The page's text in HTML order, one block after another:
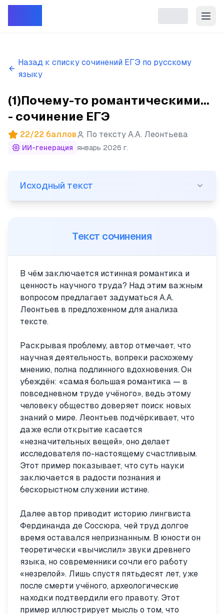
Назад к списку сочинений ЕГЭ по русскому
языку
(1)Почему-то романтическими...
- сочинение ЕГЭ
22/22 баллов По тексту А.А. Леонтьева
ИИ-генерация январь 2026 г.
(1)Почему-то романтическими считаются такие
Исходный текст
Текст сочинения
В чём заключается истинная романтика и
ценность научного труда? Над этим важным
вопросом предлагает задуматься А.А.
Леонтьев в предложенном для анализа
тексте.
Раскрывая проблему, автор отмечает, что
научная деятельность, вопреки расхожему
мнению, полна подлинного вдохновения. Он
убеждён: «самая большая романтика — в
повседневном труде учёного», ведь этому
человеку общество доверяет поиск новых
знаний о мире. Леонтьев подчёркивает, что
даже если открытие касается
«незначительных вещей», оно делает
исследователя по-настоящему счастливым.
Этот пример показывает, что суть науки
заключается в радости познания и
бескорыстном служении истине.
Далее автор приводит историю лингвиста
Фердинанда де Соссюра, чей труд долгое
время оставался непризнанным. В юности он
теоретически «вычислил» звуки древнего
языка, но современники сочли его работу
«незрелой». Лишь спустя пятьдесят лет, уже
после смерти учёного, археологические
находки подтвердили его правоту. Этот
пример иллюстрирует мысль о том, что